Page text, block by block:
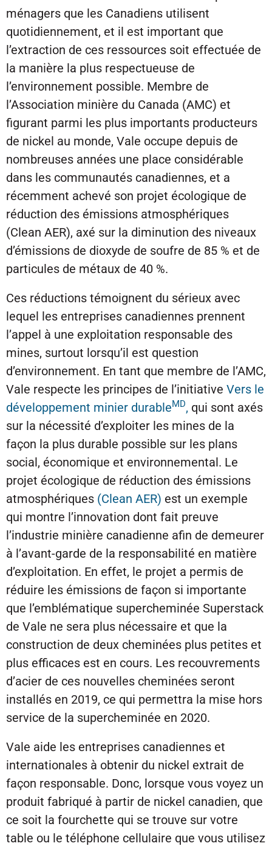
ménagers que les Canadiens utilisent
quotidiennement, et il est important que
l’extraction de ces ressources soit effectuée de
la manière la plus respectueuse de
l’environnement possible. Membre de
l’Association minière du Canada (AMC) et
figurant parmi les plus importants producteurs
de nickel au monde, Vale occupe depuis de
nombreuses années une place considérable
dans les communautés canadiennes, et a
récemment achevé son projet écologique de
réduction des émissions atmosphériques
(Clean AER), axé sur la diminution des niveaux
d’émissions de dioxyde de soufre de 85 % et de
particules de métaux de 40 %.
Ces réductions témoignent du sérieux avec
lequel les entreprises canadiennes prennent
l’appel à une exploitation responsable des
mines, surtout lorsqu’il est question
d’environnement. En tant que membre de l’AMC,
Vale respecte les principes de l’initiative Vers le
développement minier durableMD, qui sont axés
sur la nécessité d’exploiter les mines de la
façon la plus durable possible sur les plans
social, économique et environnemental. Le
projet écologique de réduction des émissions
atmosphériques (Clean AER) est un exemple
qui montre l’innovation dont fait preuve
l’industrie minière canadienne afin de demeurer
à l’avant-garde de la responsabilité en matière
d’exploitation. En effet, le projet a permis de
réduire les émissions de façon si importante
que l’emblématique supercheminée Superstack
de Vale ne sera plus nécessaire et que la
construction de deux cheminées plus petites et
plus efficaces est en cours. Les recouvrements
d’acier de ces nouvelles cheminées seront
installés en 2019, ce qui permettra la mise hors
service de la supercheminée en 2020.
Vale aide les entreprises canadiennes et
internationales à obtenir du nickel extrait de
façon responsable. Donc, lorsque vous voyez un
produit fabriqué à partir de nickel canadien, que
ce soit la fourchette qui se trouve sur votre
table ou le téléphone cellulaire que vous utilisez